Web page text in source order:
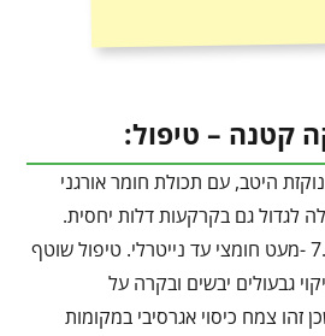
קטנה – טיפול:
היטב, עם תכולת חומר אורגני
לגדול גם בקרקעות דלות יחסית.
ה־pH הרצוי נע בין 6 ל־7.5 -מעט חומצי עד נייטרלי. טיפול שוטף
גבעולים יבשים ובקרה על
זהו צמח כיסוי אגרסיבי במקומות